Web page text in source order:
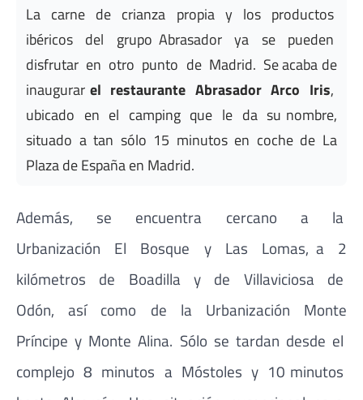
La carne de crianza propia y los productos
ibéricos del grupo Abrasador ya se pueden
disfrutar en otro punto de Madrid. Se acaba de
inaugurar el restaurante Abrasador Arco Iris,
ubicado en el camping que le da su nombre,
situado a tan sólo 15 minutos en coche de La
Plaza de España en Madrid.
Además, se encuentra cercano a la
Urbanización El Bosque y Las Lomas, a 2
kilómetros de Boadilla y de Villaviciosa de
Odón, así como de la Urbanización Monte
Príncipe y Monte Alina. Sólo se tardan desde el
complejo 8 minutos a Móstoles y 10 minutos